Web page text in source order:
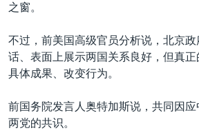
之窗。
不过，前美国高级官员分析说，北京
话、表面上展示两国关系良好，但真
具体成果、改变行为。
前国务院发言人奥特加斯说，共同因
两党的共识。